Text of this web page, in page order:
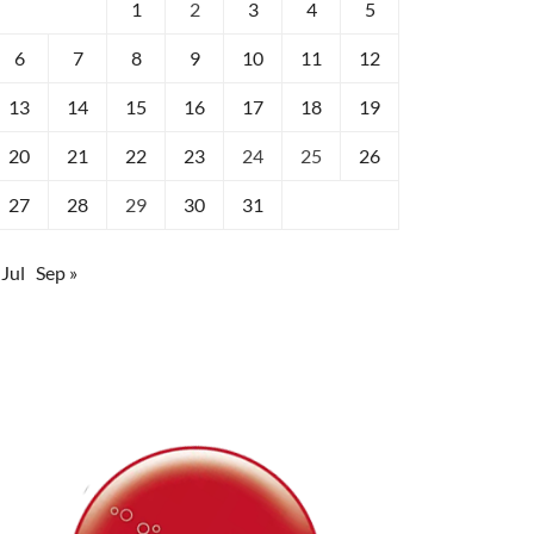
1 2 3 4 5
6 7 8 9 10 11 12
13 14 15 16 17 18 19
20 21 22 23 24 25 26
27 28 29 30 31
Sep »